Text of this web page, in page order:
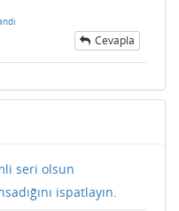
Cevapla
seri olsun
ispatlayın.